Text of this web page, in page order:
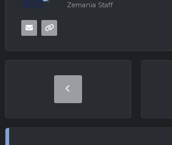
Zemania Staff